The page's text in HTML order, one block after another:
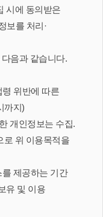
시에 동의받은
보를 처리·
음과 같습니다.
위반에 따른
까지)
개인정보는 수집.
로 위 이용목적을
제공하는 기간
유 및 이용